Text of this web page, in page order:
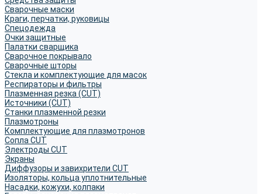
Сварочные маски
Краги, перчатки, руковицы
Спецодежда
Очки защитные
Палатки сварщика
Сварочное покрывало
Сварочные шторы
Стекла и комплектующие для масок
Респираторы и фильтры
Плазменная резка (CUT)
Источники (CUT)
Станки плазменной резки
Плазмотроны
Комплектующие для плазмотронов
Сопла CUT
Электроды CUT
Экраны
Диффузоры и завихрители CUT
Изоляторы, кольца уплотнительные
Насадки, кожухи, колпаки